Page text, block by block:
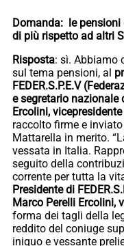
Domanda: le
di più rispetto ad altri
Risposta: sì. Abbiamo
sul tema pensioni, al
FEDER.S.P.E.V
e segretario nazionale
Ercolini, vicepresidente
raccolto firme e
Mattarella in merito.
vessata in Italia.
seguito della
corrente per tutta la
Presidente di
Marco Perelli Ercolini,
forma dei tagli della
reddito del coniuge
iniquo e vessante